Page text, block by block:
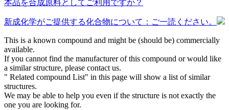
本品を合成原料としてご利用ですか？
新成化学がご提供する化合物について：ご一読ください。
This is a known compound and might be (should be) commercially
available.
If you cannot find the manufacturer of this compound or would like
a similar structure, please contact us.
" Related compound List" in this page will show a list of similar
structures.
We may be able to help you even if the structure is not exactly the
one you are looking for.